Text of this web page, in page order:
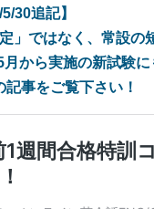
5/30追記】
」ではなく、常設の
から実施の新試験に
事をご覧下さい！